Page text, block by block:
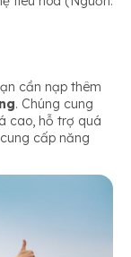
cần nạp thêm
. Chúng cung
cao, hỗ trợ quá
cấp năng